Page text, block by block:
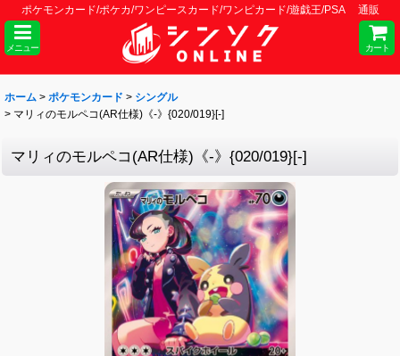
ポケモンカード/ポケカ/ワンピースカード/ワンピカード/遊戯王/PSA 通販
メニュー カート
ホーム > ポケモンカード > シングル
> マリィのモルペコ(AR仕様)《-》{020/019}[-]
マリィのモルペコ(AR仕様)《-》{020/019}[-]